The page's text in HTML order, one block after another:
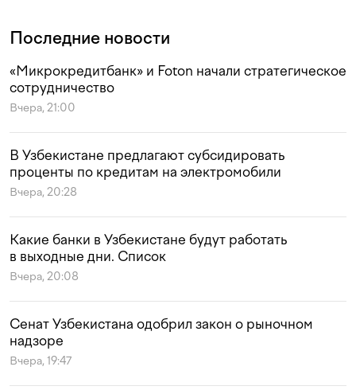
Последние новости
«Микрокредитбанк» и Foton начали стратегическое
сотрудничество
Вчера, 21:00
В Узбекистане предлагают субсидировать
проценты по кредитам на электромобили
Вчера, 20:28
Какие банки в Узбекистане будут работать
в выходные дни. Список
Вчера, 20:08
Сенат Узбекистана одобрил закон о рыночном
надзоре
Вчера, 19:47